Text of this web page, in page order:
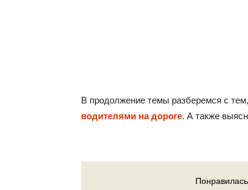
В продолжение темы разберемся с тем,
водителями на дороге. А также